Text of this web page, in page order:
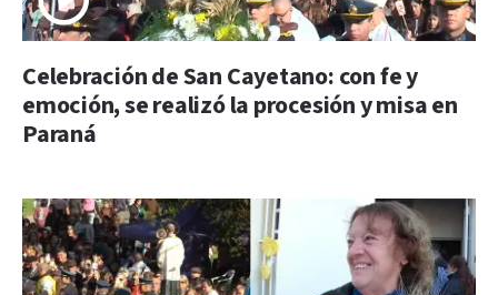
Celebración de San Cayetano: con fe y
emoción, se realizó la procesión y misa en
Paraná